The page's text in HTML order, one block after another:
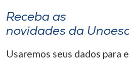
Receba as
novidades da
Usaremos seus dados para